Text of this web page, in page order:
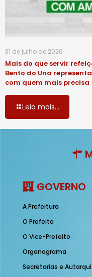
31 de julho de 2026
Mais do que servir
Bento do Una
com quem mais precisa
Leia mais...
GOVERNO
A Prefeitura
O Prefeito
O Vice-Prefeito
Organograma
Secretarias e